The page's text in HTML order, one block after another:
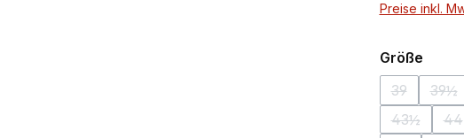
Preise inkl.
Größe
39
(Diese
39½
43½
(Diese
44